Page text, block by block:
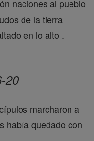
naciones al pueblo
de la tierra
en lo alto .
20
marcharon a
había quedado con